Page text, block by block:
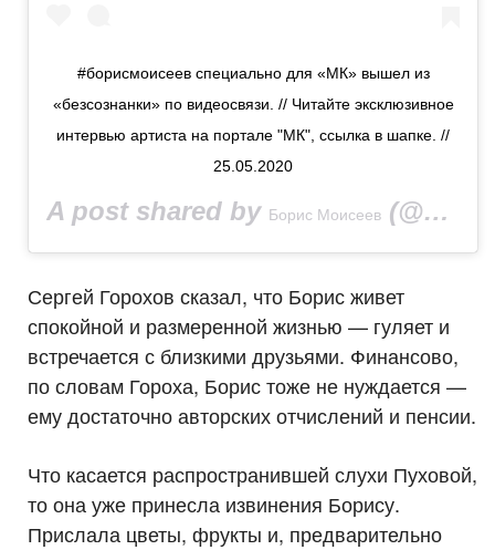
#борисмоисеев специально для «МК» вышел из
«безсознанки» по видеосвязи. // Читайте эксклюзивное
интервью артиста на портале "МК", ссылка в шапке. //
25.05.2020
A post shared by Борис Моисеев (@bmoiseevpro) on
Сергей Горохов сказал, что Борис живет
спокойной и размеренной жизнью — гуляет и
встречается с близкими друзьями. Финансово,
по словам Гороха, Борис тоже не нуждается —
ему достаточно авторских отчислений и пенсии.
Что касается распространившей слухи Пуховой,
то она уже принесла извинения Борису.
Прислала цветы, фрукты и, предварительно